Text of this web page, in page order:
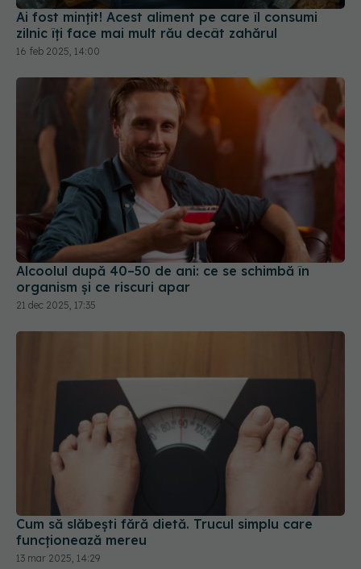
Ai fost mințit! Acest aliment pe care îl consumi
zilnic îți face mai mult rău decât zahărul
16 feb 2025, 14:00
Alcoolul după 40–50 de ani: ce se schimbă în
organism și ce riscuri apar
21 dec 2025, 17:35
Cum să slăbești fără dietă. Trucul simplu care
funcționează mereu
13 mar 2025, 14:29